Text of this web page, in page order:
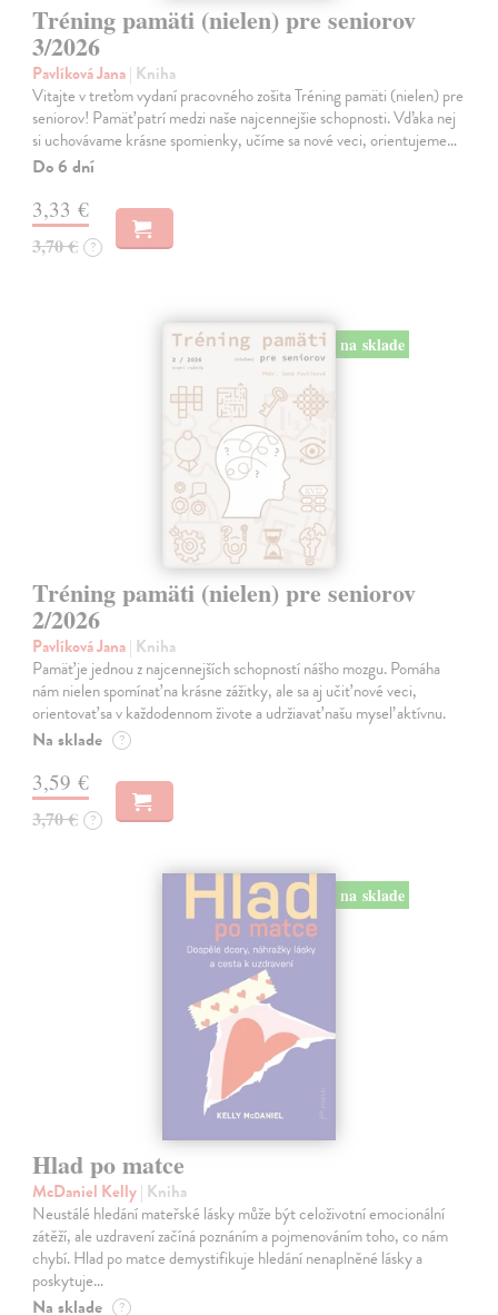
Tréning pamäti (nielen) pre seniorov
3/2026
Pavlíková Jana| Kniha
Vitajte v treťom vydaní pracovného zošita Tréning pamäti (nielen) pre
seniorov! Pamäť patrí medzi naše najcennejšie schopnosti. Vďaka nej
si uchovávame krásne spomienky, učíme sa nové veci, orientujeme…
Do 6 dní
3,33 €
3,70 € ?
na sklade
Tréning pamäti (nielen) pre seniorov
2/2026
Pavlíková Jana| Kniha
Pamäť je jednou z najcennejších schopností nášho mozgu. Pomáha
nám nielen spomínať na krásne zážitky, ale sa aj učiť nové veci,
orientovať sa v každodennom živote a udržiavať našu myseľ aktívnu.
Na sklade ?
3,59 €
3,70 € ?
na sklade
Hlad po matce
McDaniel Kelly| Kniha
Neustálé hledání mateřské lásky může být celoživotní emocionální
zátěží, ale uzdravení začíná poznáním a pojmenováním toho, co nám
chybí. Hlad po matce demystifikuje hledání nenaplněné lásky a
poskytuje…
Na sklade ?